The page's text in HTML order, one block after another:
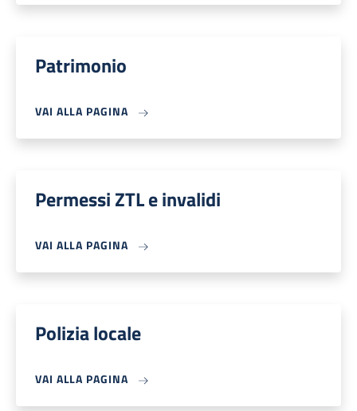
Patrimonio
VAI ALLA PAGINA
Permessi ZTL e invalidi
VAI ALLA PAGINA
Polizia locale
VAI ALLA PAGINA